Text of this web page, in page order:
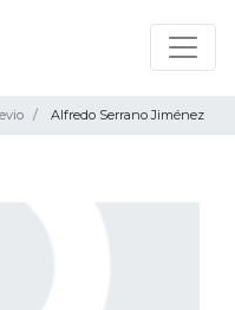
Alfredo Serrano Jiménez